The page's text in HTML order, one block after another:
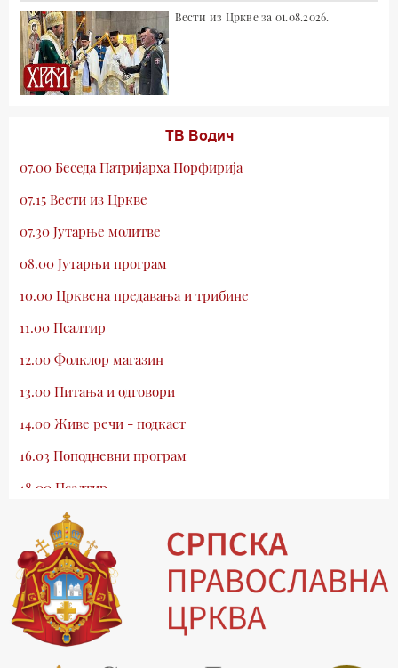
Вести из Цркве за 01.08.2026.
ТВ Водич
07.00 Беседа Патријарха Порфирија
07.15 Вести из Цркве
07.30 Јутарње молитве
08.00 Јутарњи програм
10.00 Црквена предавања и трибине
11.00 Псалтир
12.00 Фолклор магазин
13.00 Питања и одговори
14.00 Живе речи - подкаст
16.03 Поподневни програм
18.00 Псалтир
19.03 Млади у Цркви
19.30 Вечерње молитве
20.00 Вести из Цркве
20.15 Реч архијереја
20.30 Хроника Архиепископије